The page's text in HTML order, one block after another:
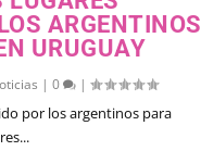
ARGENTINOS
URUGUAY
|0 |
por los argentinos para